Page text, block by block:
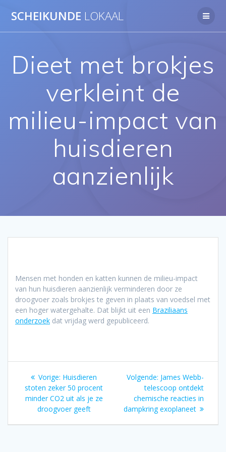
naar
SCHEIKUNDE LOKAAL
Dieet met brokjes
verkleint de
milieu-impact van
huisdieren
aanzienlijk
Mensen met honden en katten kunnen de milieu-impact
van hun huisdieren aanzienlijk verminderen door ze
droogvoer zoals brokjes te geven in plaats van voedsel met
een hoger watergehalte. Dat blijkt uit een Braziliaans
onderzoek dat vrijdag werd gepubliceerd.
Bericht
navigatie
Vorige: Vorig
bericht:
Huisdieren
stoten zeker 50 procent
minder CO2 uit als je ze
droogvoer geeft
Volgende: Volgend
bericht:
James Webb-
telescoop ontdekt
chemische reacties in
dampkring exoplaneet